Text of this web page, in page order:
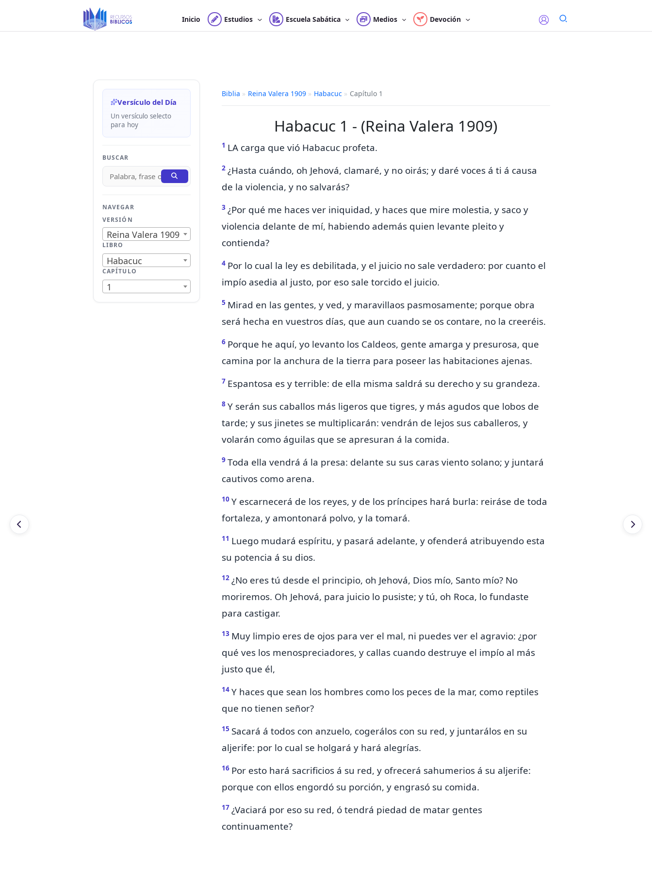
contenido
Inicio Estudios Escuela Sabática Medios Devoción
Versículo del Día
Un versículo selecto
para hoy
BUSCAR
NAVEGAR
VERSIÓN
Reina Valera 1909
LIBRO
Habacuc
CAPÍTULO
1
Biblia » Reina Valera 1909 » Habacuc » Capítulo 1
Habacuc 1 - (Reina Valera 1909)
1 LA carga que vió Habacuc profeta.
2 ¿Hasta cuándo, oh Jehová, clamaré, y no oirás; ydaré voces á ti á causa
de la violencia, y no salvarás?
3 ¿Por qué me haces ver iniquidad, y haces que mire molestia, y saco y
violencia delante de mí, habiendo además quien levante pleito y
contienda?
4 Por lo cual la ley es debilitada, y el juicio no sale verdadero: por cuanto el
impío asedia al justo, por eso sale torcido el juicio.
5 Mirad en las gentes, y ved, y maravillaos pasmosamente; porque obra
será hecha en vuestros días, que aun cuando se os contare, no la creeréis.
6 Porque he aquí, yo levanto los Caldeos, gente amarga y presurosa, que
camina por la anchura de la tierra para poseer las habitaciones ajenas.
7 Espantosa es y terrible: de ella misma saldrá su derecho y su grandeza.
8 Y serán sus caballos más ligeros que tigres, y más agudos que lobos de
tarde; y sus jinetes se multiplicarán: vendrán de lejos sus caballeros, y
volarán como águilas que se apresuran á la comida.
9 Toda ella vendrá á la presa: delante su sus caras viento solano; y juntará
cautivos como arena.
10 Y escarnecerá de los reyes, y de los príncipes hará burla: reiráse de toda
fortaleza, y amontonará polvo, y la tomará.
11 Luego mudará espíritu, y pasará adelante, y ofenderá atribuyendoesta
su potencia á su dios.
12 ¿No eres tú desde el principio, oh Jehová, Dios mío, Santo mío? No
moriremos. Oh Jehová, para juicio lo pusiste; y tú, oh Roca, lo fundaste
para castigar.
13 Muy limpio eres de ojos para ver el mal, ni puedes ver el agravio: ¿por
qué ves los menospreciadores, y callas cuando destruye el impío al más
justo que él,
14 Y haces que sean los hombres como los peces de la mar, como reptiles
que no tienen señor?
15 Sacará á todos con anzuelo, cogerálos con su red, y juntarálos en su
aljerife: por lo cual se holgará y hará alegrías.
16 Por esto hará sacrificios á su red, y ofrecerá sahumerios á su aljerife:
porque con ellos engordó su porción, y engrasó su comida.
17 ¿Vaciará por eso su red, ó tendrá piedad de matar gentes
continuamente?